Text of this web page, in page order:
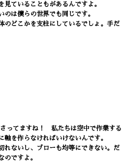
ていることもがあるんですよ。
のは僕らの世界でも同じです。
のどこかを支柱にしているでしょ。手だ
ってますね！ 私たちは空中で作業する
軸を作らなければいけないんです。
れないし、ブローも均等にできない。だ
のですよ。